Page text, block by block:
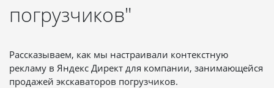
погрузчиков"
Рассказываем, как мы настраивали контекстную
рекламу в Яндекс Директ для компании, занимающейся
продажей экскаваторов погрузчиков.